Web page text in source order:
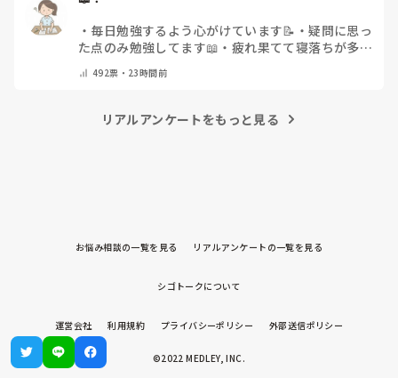
・ 毎日勉強するよう心がけています📝 ・疑問に思っ
た点のみ勉強してます📖 ・ 疲れ果てて寝落ちが多い
（コメントで教えてください）
492票・ 23時間前
リアルアンケートをもっと見る
お悩み相談の一覧を見る リアルアンケートの一覧を見る
シゴトークについて
運営会社 利用規約 プライバシーポリシー 外部送信ポリシー
©2022 MEDLEY, INC.